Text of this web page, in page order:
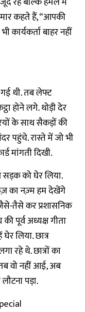
कहते हैं, “आपकी
कार्यकर्ता बाहर नहीं
थी. तब लेफ्ट
होने लगे. थोड़ी देर
के साथ सैकड़ों की
पहुंचे. रास्ते में जो भी
मांगती दिखी.
सड़क को घेर लिया.
का नज़्म हम देखेंगे
तैसे कर प्रशासनिक
पूर्व अध्यक्ष गीता
लिया. छात्र
रहे थे. छात्रों का
वो नहीं आई, अब
पड़ा.